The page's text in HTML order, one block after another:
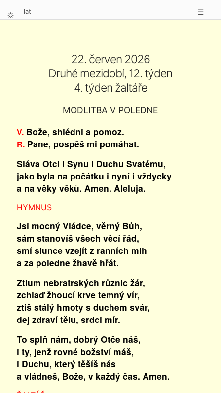
⛭ lat ☰
22. červen 2026
Druhé mezidobí, 12. týden
4. týden žaltáře
MODLITBA V POLEDNE
V.Bože, shlédni a pomoz.
R.Pane, pospěš mi pomáhat.
Sláva Otci i Synu i Duchu Svatému,
jako byla na počátku i nyní i vždycky
a na věky věků. Amen. Aleluja.
HYMNUS
Jsi mocný Vládce, věrný Bůh,
sám stanovíš všech věcí řád,
smí slunce vzejít z ranních mlh
a za poledne žhavě hřát.
Ztlum nebratrských různic žár,
zchlaď žhoucí krve temný vír,
ztiš stálý hmoty s duchem svár,
dej zdraví tělu, srdci mír.
To splň nám, dobrý Otče náš,
i ty, jenž rovné božství máš,
i Duchu, který těšíš nás
a vládneš, Bože, v každý čas. Amen.